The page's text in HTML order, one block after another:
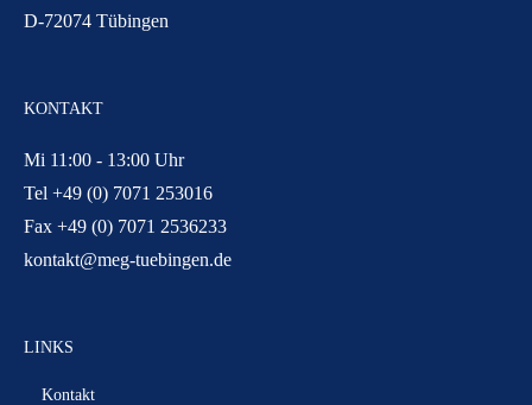
D-72074 Tübingen
KONTAKT
Mi 11:00 - 13:00 Uhr
Tel +49 (0) 7071 253016
Fax +49 (0) 7071 2536233
kontakt@meg-tuebingen.de
LINKS
Kontakt